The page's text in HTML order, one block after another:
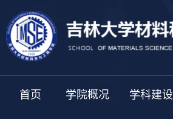
首页 学院概况 学科建设